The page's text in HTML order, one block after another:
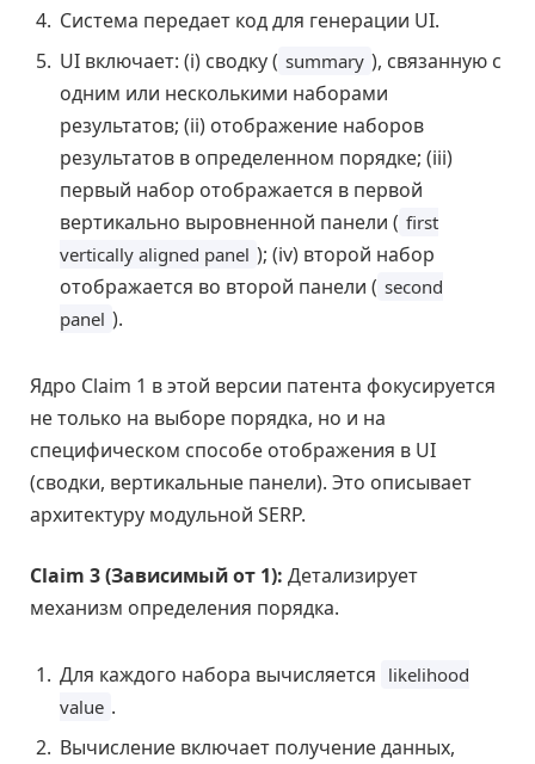
Система передает код для генерации UI.
UI включает: (i) сводку ( summary ), связанную с
одним или несколькими наборами
результатов; (ii) отображение наборов
результатов в определенном порядке; (iii)
первый набор отображается в первой
вертикально выровненной панели ( first
vertically aligned panel ); (iv) второй набор
отображается во второй панели ( second
panel ).
Ядро Claim 1 в этой версии патента фокусируется
не только на выборе порядка, но и на
специфическом способе отображения в UI
(сводки, вертикальные панели). Это описывает
архитектуру модульной SERP.
Claim 3 (Зависимый от 1): Детализирует
механизм определения порядка.
Для каждого набора вычисляется likelihood
value .
Вычисление включает получение данных,